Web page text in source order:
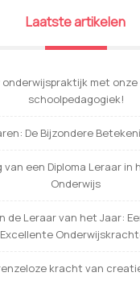
Laatste artikelen
onderwijspraktijk met
schoolpedagogiek!
De Bijzondere
van een Diploma Leraar in
Onderwijs
de Leraar van het Jaar:
Excellente
kracht van